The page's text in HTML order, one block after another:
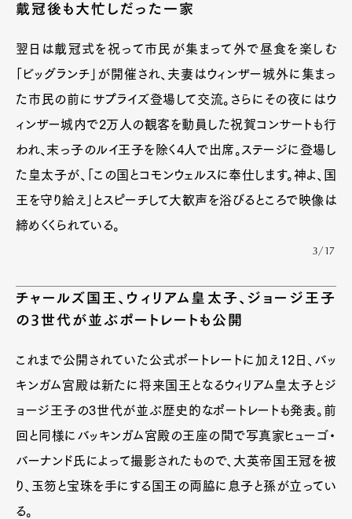
戴冠後も大忙しだった一家
翌日は戴冠式を祝って市民が集まって外で昼食を楽しむ
「ビッグランチ」が開催され、夫妻はウィンザー城外に集まっ
た市民の前にサプライズ登場して交流。さらにその夜にはウ
ィンザー城内で2万人の観客を動員した祝賀コンサートも行
われ、末っ子のルイ王子を除く4人で出席。ステージに登場し
た皇太子が、「この国とコモンウェルスに奉仕します。神よ、国
王を守り給え」とスピーチして大歓声を浴びるところで映像は
締めくくられている。
3/17
チャールズ国王、ウィリアム皇太子、ジョージ王子
の3世代が並ぶポートレートも公開
これまで公開されていた公式ポートレートに加え12日、バッ
キンガム宮殿は新たに将来国王となるウィリアム皇太子とジ
ョージ王子の3世代が並ぶ歴史的なポートレートも発表。前
回と同様にバッキンガム宮殿の王座の間で写真家ヒューゴ・
バーナンド氏によって撮影されたもので、大英帝国王冠を被
り、玉笏と宝珠を手にする国王の両脇に息子と孫が立ってい
る。